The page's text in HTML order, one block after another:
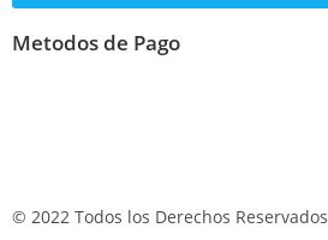
Metodos de Pago
© 2022 Todos los Derechos Reservados